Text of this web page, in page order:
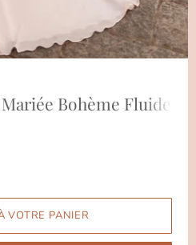
Bohème Fluide